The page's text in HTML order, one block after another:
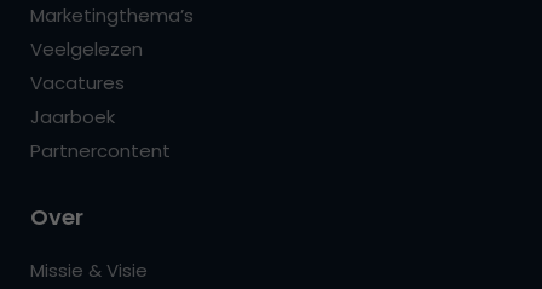
Marketingthema’s
Veelgelezen
Vacatures
Jaarboek
Partnercontent
Over
Missie & Visie